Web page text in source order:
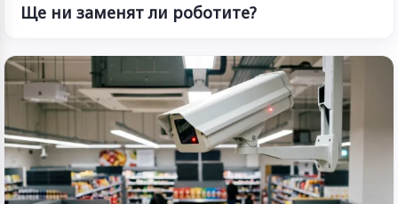
Ще ни заменят ли роботите?